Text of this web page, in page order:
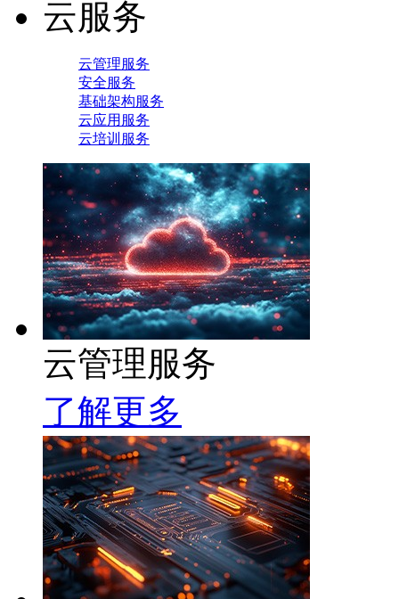
云服务
云管理服务
安全服务
基础架构服务
云应用服务
云培训服务
云管理服务
了解更多